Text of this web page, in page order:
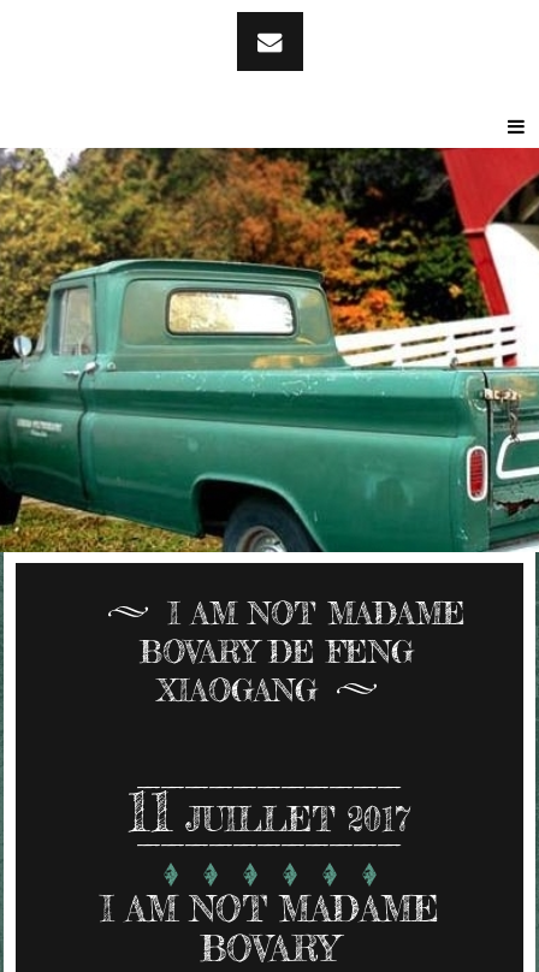
I AM NOT MADAME
BOVARY DE FENG
XIAOGANG
11 JUILLET 2017
I AM NOT MADAME
BOVARY